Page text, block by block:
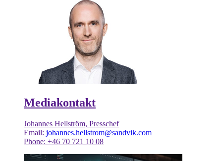
Mediakontakt
Johannes Hellström, Presschef
Email: johannes.hellstrom@sandvik.com
Phone: +46 70 721 10 08